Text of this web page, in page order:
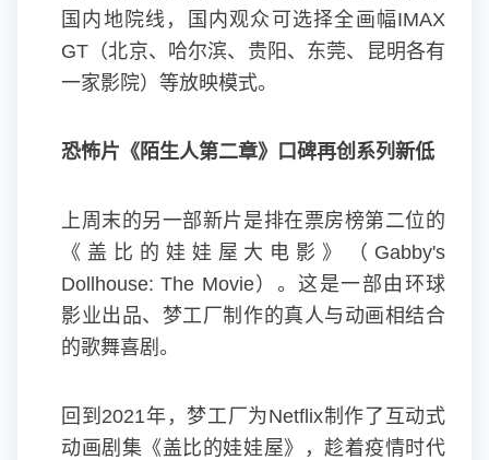
国内地院线，国内观众可选择全画幅IMAX
GT（北京、哈尔滨、贵阳、东莞、昆明各有
一家影院）等放映模式。
恐怖片《陌生人第二章》口碑再创系列新低
上周末的另一部新片是排在票房榜第二位的
《盖比的娃娃屋大电影》（Gabby's
Dollhouse: The Movie）。这是一部由环球
影业出品、梦工厂制作的真人与动画相结合
的歌舞喜剧。
回到2021年，梦工厂为Netflix制作了互动式
动画剧集《盖比的娃娃屋》，趁着疫情时代